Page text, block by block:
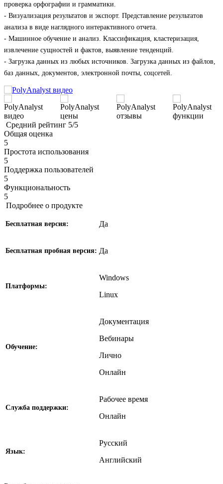
проверка орфографии и грамматики.
- Визуализация результатов и экспорт. Представление результатов
анализа в виде наглядного интерактивного отчета.
- Машинное обучение и анализ. Классификация, кластеризация,
извлечение сущностей и фактов, выявление тенденций.
- Загрузка данных из любых источников. Загрузка данных из файлов,
баз данных, документов, электронной почты, соцсетей.
Средний рейтинг 5/5
Общая оценка
5
Простота использования
5
Поддержка пользователей
5
Функциональность
5
Подробнее о продукте
Бесплатная версия: Да
Бесплатная пробная версия: Да
Платформы:
Windows
Linux
Обучение:
Документация
Вебинары
Лично
Онлайн
Службa поддержки:
Рабочее время
Онлайн
Язык:
Русский
Английский